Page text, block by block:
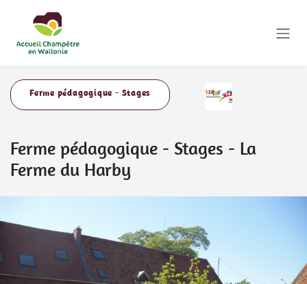
Ferme pédagogique - Stages
Ferme pédagogique - Stages - La
Ferme du Harby